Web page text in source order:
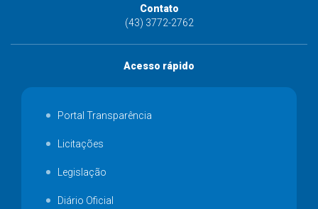
Contato
(43) 3772-2762
Acesso rápido
Portal Transparência
Licitações
Legislação
Diário Oficial